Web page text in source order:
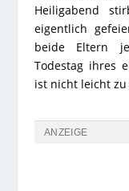
Heiligabend
eigentlich
beide Eltern
Todestag ihres
ist nicht leicht
ANZEIGE